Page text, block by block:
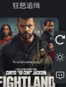
狂怒追缉